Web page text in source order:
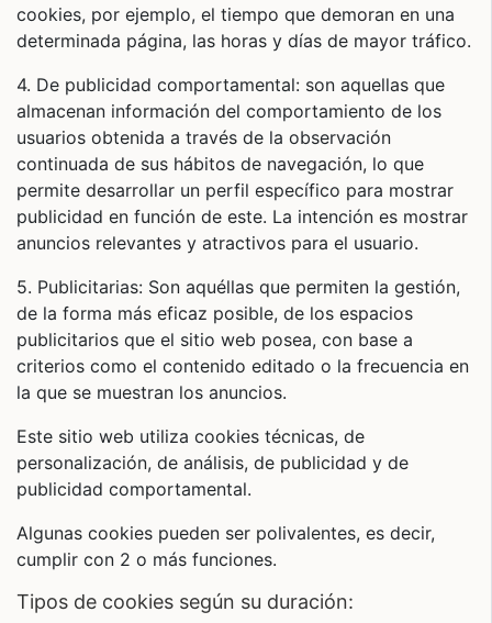
cookies, por ejemplo, el tiempo que demoran en una
determinada página, las horas y días de mayor tráfico.
4. De publicidad comportamental: son aquellas que
almacenan información del comportamiento de los
usuarios obtenida a través de la observación
continuada de sus hábitos de navegación, lo que
permite desarrollar un perfil específico para mostrar
publicidad en función de este. La intención es mostrar
anuncios relevantes y atractivos para el usuario.
5. Publicitarias: Son aquéllas que permiten la gestión,
de la forma más eficaz posible, de los espacios
publicitarios que el sitio web posea, con base a
criterios como el contenido editado o la frecuencia en
la que se muestran los anuncios.
Este sitio web utiliza cookies técnicas, de
personalización, de análisis, de publicidad y de
publicidad comportamental.
Algunas cookies pueden ser polivalentes, es decir,
cumplir con 2 o más funciones.
tipos de cookies según su duración: